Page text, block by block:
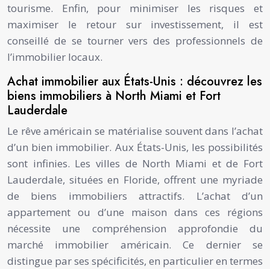
tourisme. Enfin, pour minimiser les risques et
maximiser le retour sur investissement, il est
conseillé de se tourner vers des professionnels de
l’immobilier locaux.
Achat immobilier aux États-Unis : découvrez les
biens immobiliers à North Miami et Fort
Lauderdale
Le rêve américain se matérialise souvent dans l’achat
d’un bien immobilier. Aux États-Unis, les possibilités
sont infinies. Les villes de North Miami et de Fort
Lauderdale, situées en Floride, offrent une myriade
de biens immobiliers attractifs. L’achat d’un
appartement ou d’une maison dans ces régions
nécessite une compréhension approfondie du
marché immobilier américain. Ce dernier se
distingue par ses spécificités, en particulier en termes